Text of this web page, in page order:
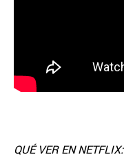
QUÉ VER EN